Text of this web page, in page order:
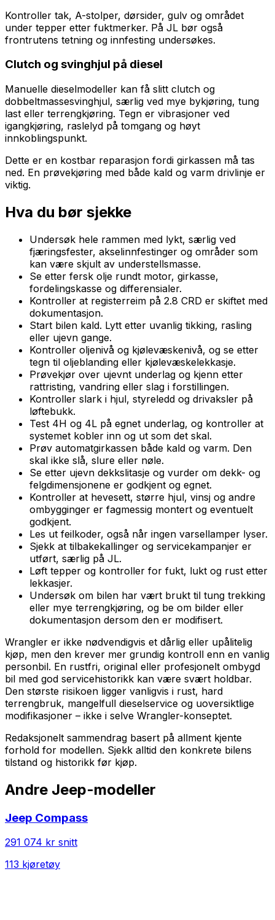
Kontroller tak, A-stolper, dørsider, gulv og området
under tepper etter fuktmerker. På JL bør også
frontrutens tetning og innfesting undersøkes.
Clutch og svinghjul på diesel
Manuelle dieselmodeller kan få slitt clutch og
dobbeltmassesvinghjul, særlig ved mye bykjøring, tung
last eller terrengkjøring. Tegn er vibrasjoner ved
igangkjøring, raslelyd på tomgang og høyt
innkoblingspunkt.
Dette er en kostbar reparasjon fordi girkassen må tas
ned. En prøvekjøring med både kald og varm drivlinje er
viktig.
Hva du bør sjekke
Undersøk hele rammen med lykt, særlig ved
fjæringsfester, akselinnfestinger og områder som
kan være skjult av understellsmasse.
Se etter fersk olje rundt motor, girkasse,
fordelingskasse og differensialer.
Kontroller at registerreim på 2.8 CRD er skiftet med
dokumentasjon.
Start bilen kald. Lytt etter uvanlig tikking, rasling
eller ujevn gange.
Kontroller oljenivå og kjølevæskenivå, og se etter
tegn til oljeblanding eller kjølevæskelekkasje.
Prøvekjør over ujevnt underlag og kjenn etter
rattristing, vandring eller slag i forstillingen.
Kontroller slark i hjul, styreledd og drivaksler på
løftebukk.
Test 4H og 4L på egnet underlag, og kontroller at
systemet kobler inn og ut som det skal.
Prøv automatgirkassen både kald og varm. Den
skal ikke slå, slure eller nøle.
Se etter ujevn dekkslitasje og vurder om dekk- og
felgdimensjonene er godkjent og egnet.
Kontroller at hevesett, større hjul, vinsj og andre
ombygginger er fagmessig montert og eventuelt
godkjent.
Les ut feilkoder, også når ingen varsellamper lyser.
Sjekk at tilbakekallinger og servicekampanjer er
utført, særlig på JL.
Løft tepper og kontroller for fukt, lukt og rust etter
lekkasjer.
Undersøk om bilen har vært brukt til tung trekking
eller mye terrengkjøring, og be om bilder eller
dokumentasjon dersom den er modifisert.
Wrangler er ikke nødvendigvis et dårlig eller upålitelig
kjøp, men den krever mer grundig kontroll enn en vanlig
personbil. En rustfri, original eller profesjonelt ombygd
bil med god servicehistorikk kan være svært holdbar.
Den største risikoen ligger vanligvis i rust, hard
terrengbruk, mangelfull dieselservice og uoversiktlige
modifikasjoner – ikke i selve Wrangler-konseptet.
Redaksjonelt sammendrag basert på allment kjente
forhold for modellen. Sjekk alltid den konkrete bilens
tilstand og historikk før kjøp.
Andre Jeep-modeller
Jeep Compass
291 074 kr snitt
113 kjøretøy